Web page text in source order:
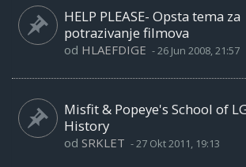
HELP PLEASE- Opsta tema za
potrazivanje filmova
od HLAEFDIGE -26 Jun 2008, 21:57
Misfit & Popeye's School of
History
od SRKLET -27 Okt 2011, 19:13